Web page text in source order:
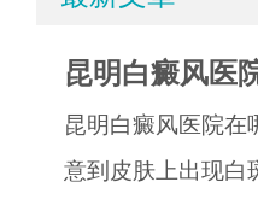
昆明白癜风医
昆明白癜风医院在
意到皮肤上出现白